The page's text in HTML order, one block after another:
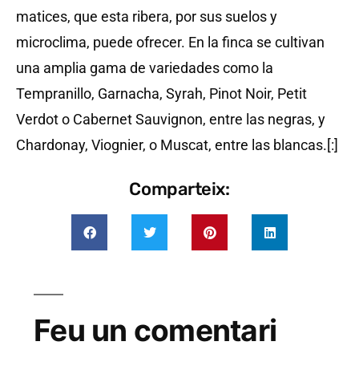
matices, que esta ribera, por sus suelos y
microclima, puede ofrecer. En la finca se cultivan
una amplia gama de variedades como la
Tempranillo, Garnacha, Syrah, Pinot Noir, Petit
Verdot o Cabernet Sauvignon, entre las negras, y
Chardonay, Viognier, o Muscat, entre las blancas.[:]
Comparteix:
Feu un comentari